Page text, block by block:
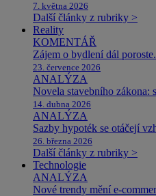
7. května 2026
Další články z rubriky >
Reality
KOMENTÁŘ
Zájem o bydlení dál
23. července 2026
ANALÝZA
Novela stavebního zákona:
14. dubna 2026
ANALÝZA
Sazby hypoték se otáčejí
26. března 2026
Další články z rubriky >
Technologie
ANALÝZA
Nové trendy mění e-